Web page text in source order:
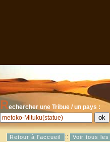
Rechercher une Tribue / un pays :
Retour à l'accueil :: Voir tous